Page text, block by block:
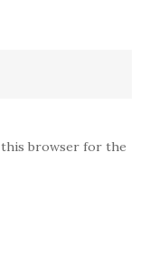
this browser for the